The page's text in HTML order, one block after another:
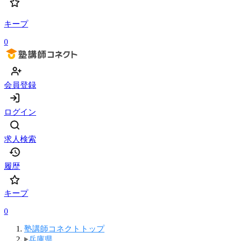
キープ
0
会員登録
ログイン
求人検索
履歴
キープ
0
塾講師コネクトトップ
兵庫県